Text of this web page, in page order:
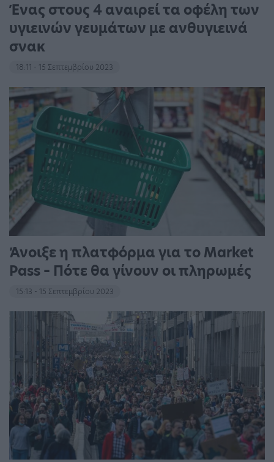
Ένας στους 4 αναιρεί τα οφέλη των
υγιεινών γευμάτων με ανθυγιεινά
σνακ
18:11 - 15 Σεπτεμβρίου 2023
Άνοιξε η πλατφόρμα για το Market
Pass – Πότε θα γίνουν οι πληρωμές
15:13 - 15 Σεπτεμβρίου 2023